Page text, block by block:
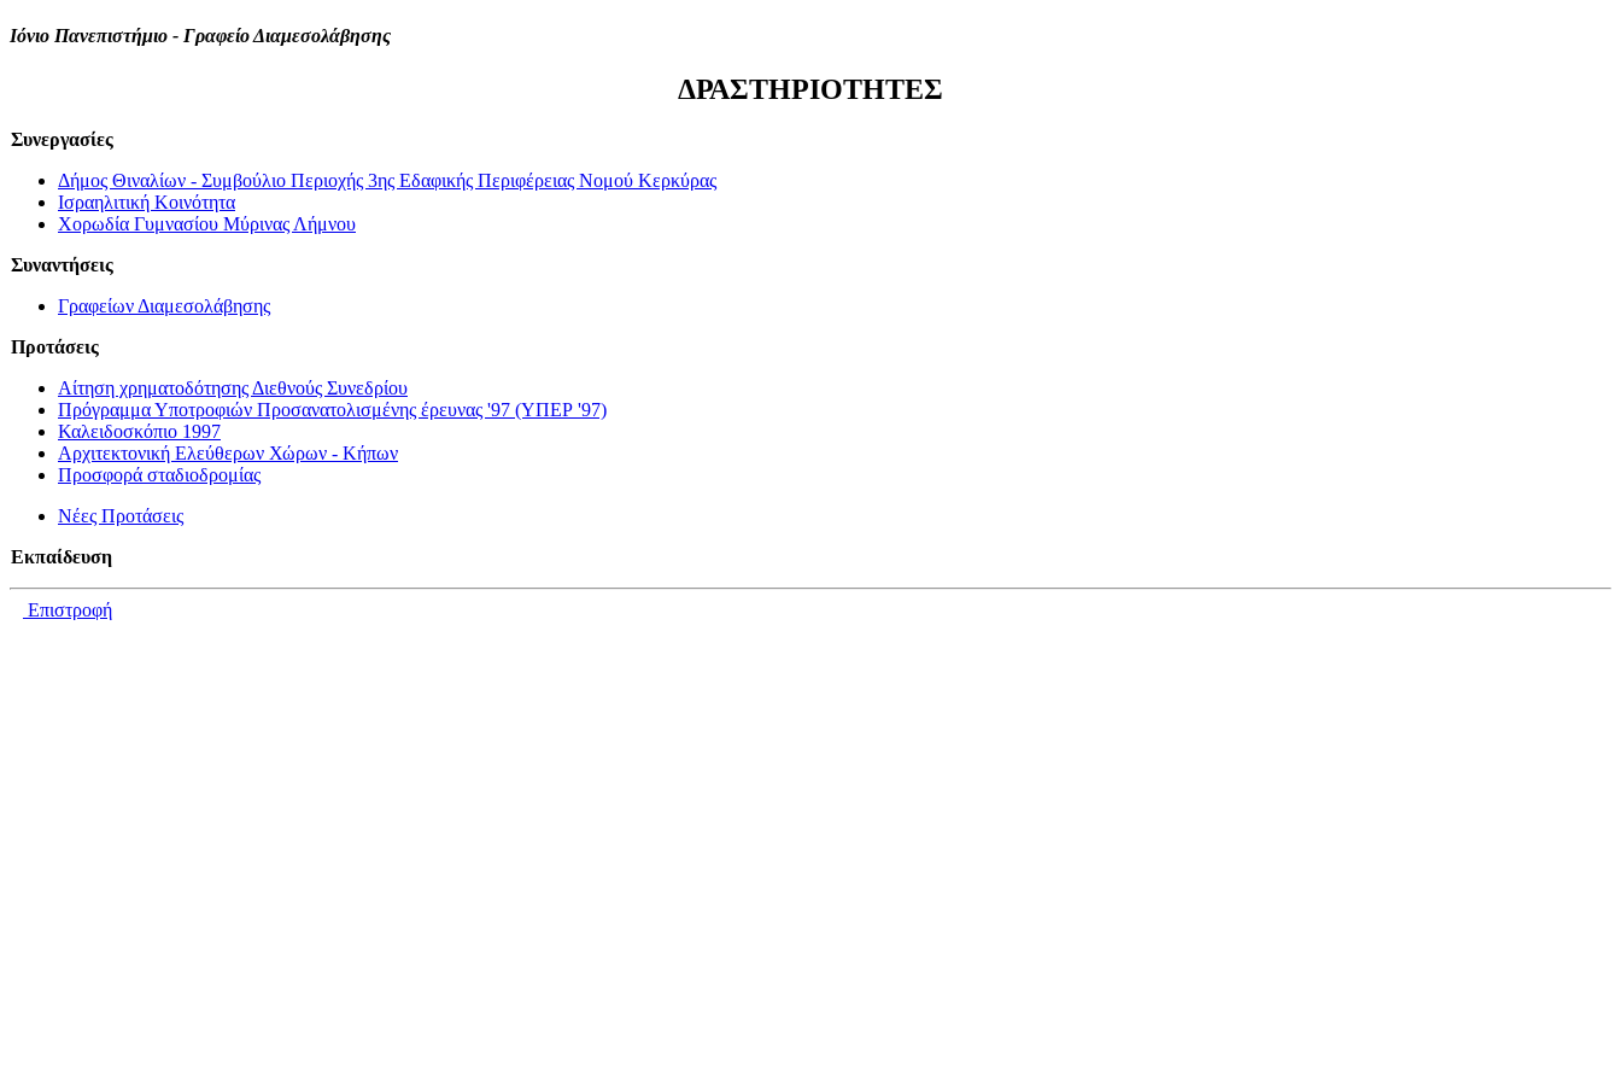
Ιόνιο Πανεπιστήμιο - Γραφείο Διαμεσολάβησης
ΔΡΑΣΤΗΡΙΟΤΗΤΕΣ
Συνεργασίες
Δήμος Θιναλίων - Συμβούλιο Περιοχής 3ης Εδαφικής Περιφέρειας Νομού Κερκύρας
Ισραηλιτική Κοινότητα
Χορωδία Γυμνασίου Μύρινας Λήμνου
Συναντήσεις
Γραφείων Διαμεσολάβησης
Προτάσεις
Αίτηση χρηματοδότησης Διεθνούς Συνεδρίου
Πρόγραμμα Υποτροφιών Προσανατολισμένης έρευνας '97 (ΥΠΕΡ '97)
Καλειδοσκόπιο 1997
Αρχιτεκτονική Ελεύθερων Χώρων - Κήπων
Προσφορά σταδιοδρομίας
Νέες Προτάσεις
Εκπαίδευση
Επιστροφή